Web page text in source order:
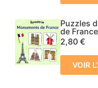
Puzzles
de
2,80 €
VOIR